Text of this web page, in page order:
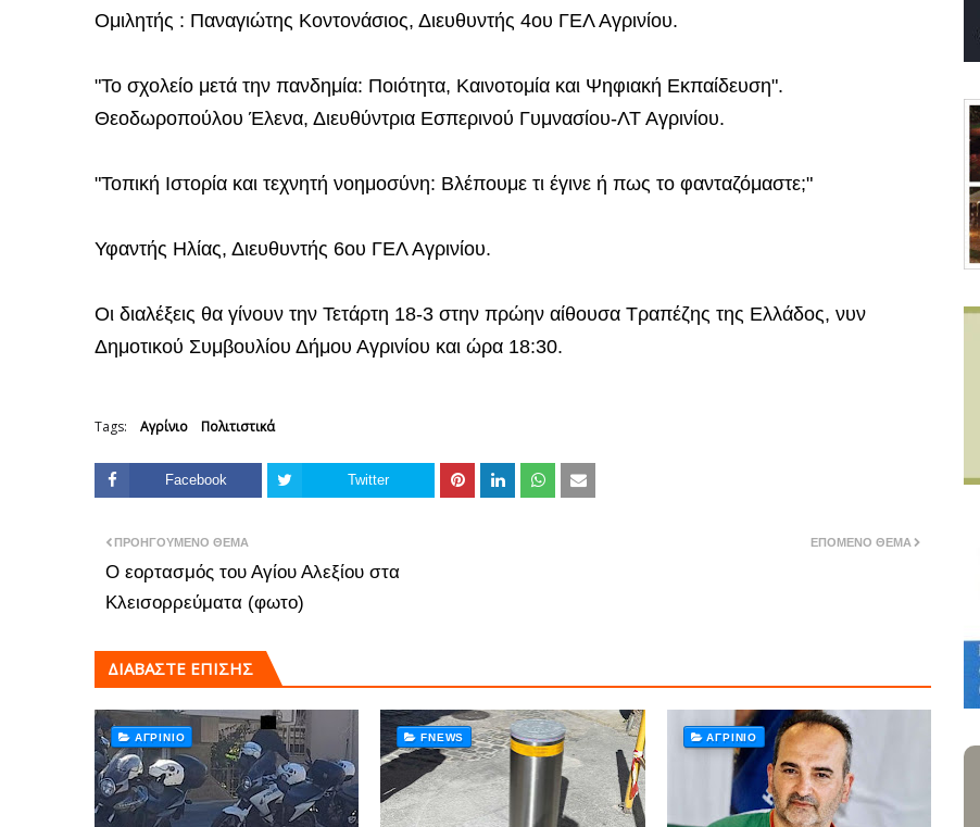
Ομιλητής : Παναγιώτης Κοντονάσιος, Διευθυντής 4ου ΓΕΛ Αγρινίου.
"Το σχολείο μετά την πανδημία: Ποιότητα, Καινοτομία και Ψηφιακή Εκπαίδευση".
Θεοδωροπούλου Έλενα, Διευθύντρια Εσπερινού Γυμνασίου-ΛΤ Αγρινίου.
"Τοπική Ιστορία και τεχνητή νοημοσύνη: Βλέπουμε τι έγινε ή πως το φανταζόμαστε;"
Υφαντής Ηλίας, Διευθυντής 6ου ΓΕΛ Αγρινίου.
Οι διαλέξεις θα γίνουν την Τετάρτη 18-3 στην πρώην αίθουσα Τραπέζης της Ελλάδος, νυν
Δημοτικού Συμβουλίου Δήμου Αγρινίου και ώρα 18:30.
Tags: Αγρίνιο Πολιτιστικά
Facebook Twitter
ΕΠΌΜΕΝΟ ΘΈΜΑ
ΠΡΟΗΓΟΎΜΕΝΟ ΘΈΜΑ
Ο εορτασμός του Αγίου Αλεξίου στα
Κλεισορρεύματα (φωτο)
ΔΙΑΒΑΣΤΕ ΕΠΙΣΗΣ
ΑΓΡΊΝΙΟ FNEWS ΑΓΡΊΝΙΟ